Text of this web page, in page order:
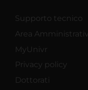
Supporto tecnico
Area
MyUnivr
Privacy policy
Dottorati